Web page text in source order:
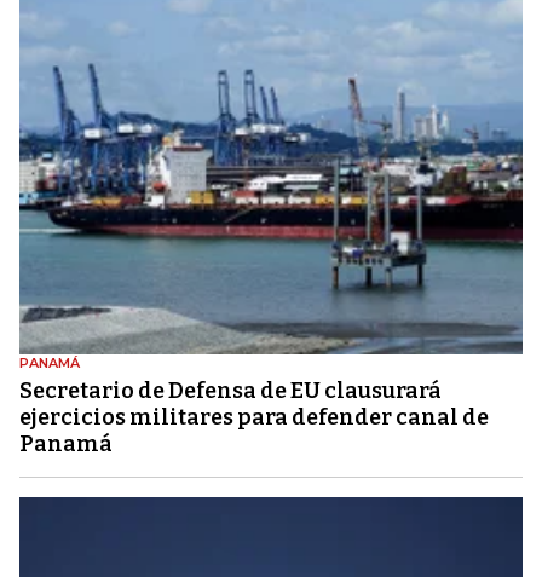
PANAMÁ
Secretario de Defensa de EU clausurará
ejercicios militares para defender canal de
Panamá